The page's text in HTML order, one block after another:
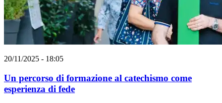
20/11/2025 - 18:05
Un percorso di formazione al catechismo come
esperienza di fede